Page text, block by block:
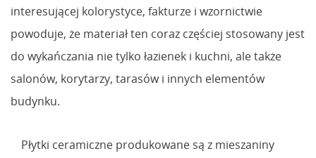
interesującej kolorystyce, fakturze i wzornictwie
powoduje, że materiał ten coraz częściej stosowany jest
do wykańczania nie tylko łazienek i kuchni, ale także
salonów, korytarzy, tarasów i innych elementów
budynku.
Płytki ceramiczne produkowane są z mieszaniny